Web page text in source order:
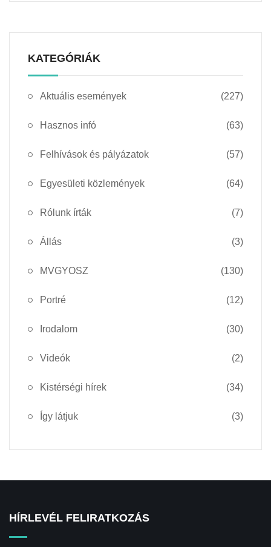
KATEGÓRIÁK
Aktuális események (227)
Hasznos infó (63)
Felhívások és pályázatok (57)
Egyesületi közlemények (64)
Rólunk írták (7)
Állás (3)
MVGYOSZ (130)
Portré (12)
Irodalom (30)
Videók (2)
Kistérségi hírek (34)
Így látjuk (3)
HÍRLEVÉL FELIRATKOZÁS